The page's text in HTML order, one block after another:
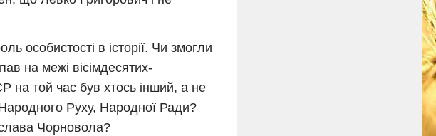
особистості в історії. Чи змогли
на межі вісімдесятих-
на той час був хтось інший, а не
Руху, Народної Ради?
Чорновола?